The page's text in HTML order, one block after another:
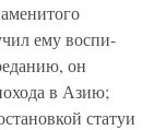
ему воспи­
он
в Азию;
статуи